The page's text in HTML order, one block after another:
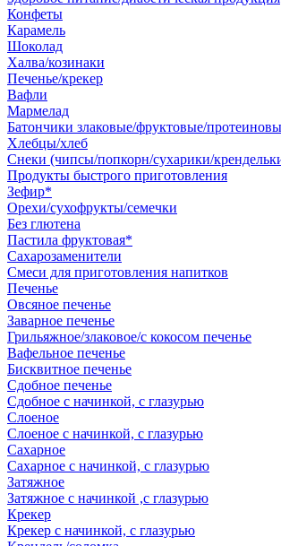
Конфеты
Карамель
Шоколад
Халва/козинаки
Печенье/крекер
Вафли
Мармелад
Батончики злаковые/фруктовые/
Хлебцы/хлеб
Снеки (чипсы/попкорн/сухарики/
Продукты быстрого приготовления
Зефир*
Орехи/сухофрукты/семечки
Без глютена
Пастила фруктовая*
Сахарозаменители
Смеси для приготовления напитков
Печенье
Овсяное печенье
Заварное печенье
Грильяжное/злаковое/с кокосом печенье
Вафельное печенье
Бисквитное печенье
Сдобное печенье
Сдобное с начинкой, с глазурью
Слоеное
Слоеное с начинкой, с глазурью
Сахарное
Сахарное с начинкой, с глазурью
Затяжное
Затяжное с начинкой ,с глазурью
Крекер
Крекер с начинкой, с глазурью